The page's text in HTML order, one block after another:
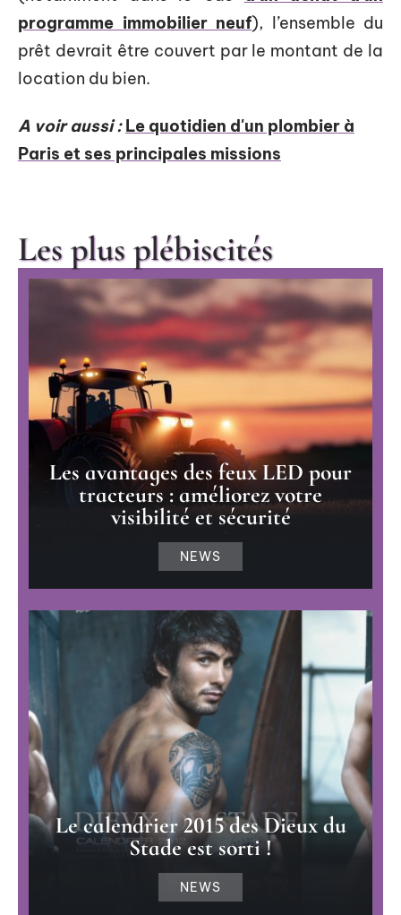
programme immobilier neuf), l’ensemble du
prêt devrait être couvert par le montant de la
location du bien.
A voir aussi : Le quotidien d'un plombier à
Paris et ses principales missions
Les plus plébiscités
Les avantages des feux LED pour
tracteurs : améliorez votre
visibilité et sécurité
NEWS
Le calendrier 2015 des Dieux du
Stade est sorti !
NEWS